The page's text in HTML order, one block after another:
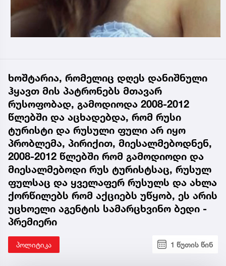
ხოშტარია, რომელიც დღეს დანიშნული
ჰყავთ მის პატრონებს მთავარ
რუსოფობად, გამოდიოდა 2008-2012
წლებში და აცხადებდა, რომ რუსი
ტურისტი და რუსული ფული არ იყო
პრობლემა, პირიქით, მიესალმებოდნენ,
2008-2012 წლებში რომ გამოდიოდი და
მიესალმებოდი რუს ტურისტსაც, რუსულ
ფულსაც და ყველაფერ რუსულს და ახლა
ქორწილებს რომ აქციებს უწყობ, ეს არის
უცხოელი აგენტის სამარცხვინო ბედი -
პრემიერი
პოლიტიკა 1 წუთის წინ